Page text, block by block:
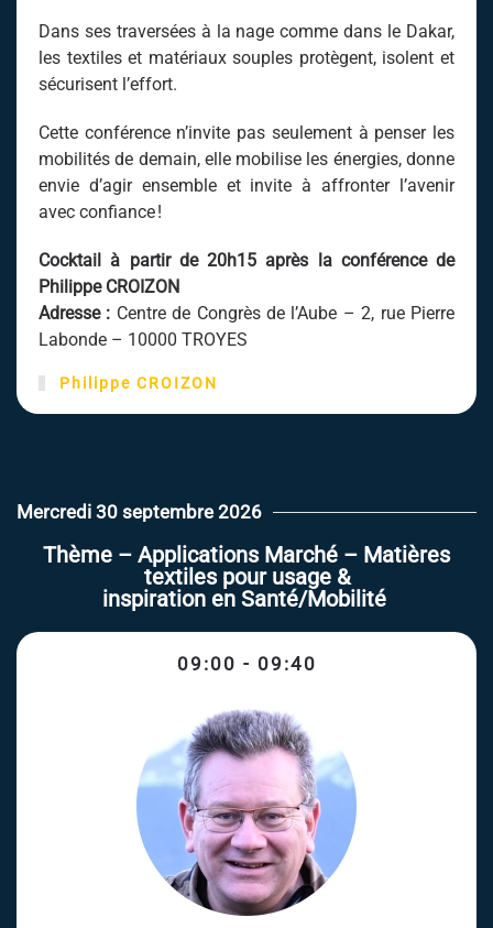
Dans ses traversées à la nage comme dans le Dakar,
les textiles et matériaux souples protègent, isolent et
sécurisent l’effort.
Cette conférence n’invite pas seulement à penser les
mobilités de demain, elle mobilise les énergies, donne
envie d’agir ensemble et invite à affronter l’avenir
avec confiance !
Cocktail à partir de 20h15 après la conférence de
Philippe CROIZON
Adresse : Centre de Congrès de l’Aube – 2, rue Pierre
Labonde – 10000 TROYES
Philippe CROIZON
Mercredi 30 septembre 2026
Thème – Applications Marché – Matières
textiles pour usage &
inspiration en Santé/Mobilité
09:00 - 09:40